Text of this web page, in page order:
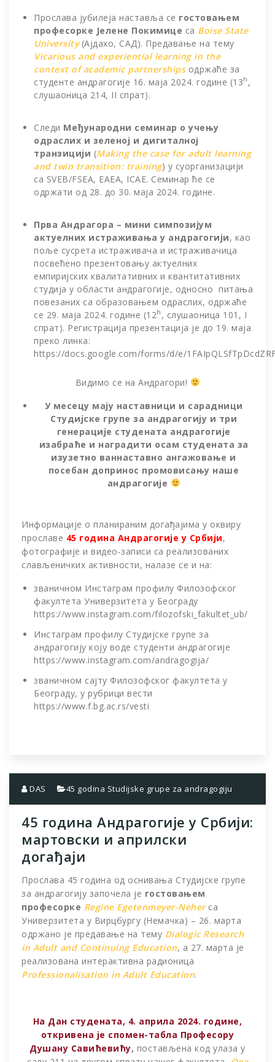
Прослава јубилеја наставља се гостовањем
професорке Јелене Покимице са Boise State
University(Ајдахо, САД). Предавање на тему
Vicarious and experiential learning in the
context of academic partnershipsодржаће за
студенте андрагогије 16. маја 2024. године (13h ,
слушаоница 214, II спрат).
Следи Међународни семинар о учењу
одраслих и зеленој и дигиталној
транзицији (Making the case for adult learning
and twin transition: training) у суорганизацији
са SVEB/FSEA, EAEA, ICAE. Семинар ће се
одржати од 28. до 30. маја 2024. године.
Прва Андрагора – мини симпозијум
актуелних истраживања у андрагогији, као
поље сусрета истраживача и истраживачица
посвећено презентовању актуелних
емпиријских квалитативних и квантитативних
студија у области андрагогије, односно питања
повезаних са образовањем одраслих, одржаће
се 29. маја 2024. године (12h , слушаоница 101, I
спрат). Регистрација презентација је до 19. маја
преко линка:
https://docs.google.com/forms/d/e/
Видимо се на Андрагори!
У месецу мају наставници и сарадници
Студијске групе за андрагогију и три
генерације студената андрагогије
изабраће и наградити осам студената за
изузетно ваннаставно ангажовање и
посебан допринос промовисању наше
андрагогије
Информације о планираним догађајима у оквиру
прославе 45 година Андрагогије у Србији,
фотографије и видео-записи са реализованих
слављеничких активности, налазе се и на:
званичном Инстаграм профилу Филозофског
факултета Универзитета у Београду
https://www.instagram.com/filozofski_fakultet_ub/
Инстаграм профилу Студијске групе за
андрагогију коју воде студенти андрагогије
https://www.instagram.com/andragogija/
званичном сајту Филозофског факултета у
Београду, у рубрици вести
https://www.f.bg.ac.rs/vesti
DAS 45 godina Studijske grupe za andragogiju
45 година Андрагогије у Србији:
мартовски и априлски
догађаји
Прослава 45 година од оснивања Студијске групе
за андрагогију започела је гостовањем
професорке Reginе Egetenmeyer-Neherса
Универзитета у Вирцбургу (Немачка) – 26. марта
одржано је предавање на тему Dialogic Research
in Adult and Continuing Education, а 27. марта је
реализована интерактивна радионица
Professionalisation in Adult Education.
На Дан студената, 4. априла 2024. године,
откривена је спомен-табла Професору
Душану Савићевићу, постављена код улаза у